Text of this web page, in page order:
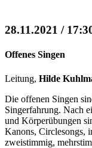
28.11.2021 /
Offenes Singen
Leitung, Hilde
Die offenen Singen
Singerfahrung. Nach
und Körperübungen
Kanons, Circlesongs,
zweistimmig,